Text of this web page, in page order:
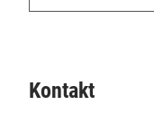
Kontakt